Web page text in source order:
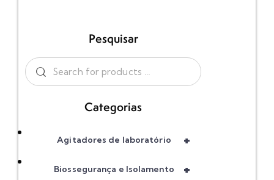
Pesquisar
Categorias
+
Agitadores de laboratório
+
Biossegurança e Isolamento